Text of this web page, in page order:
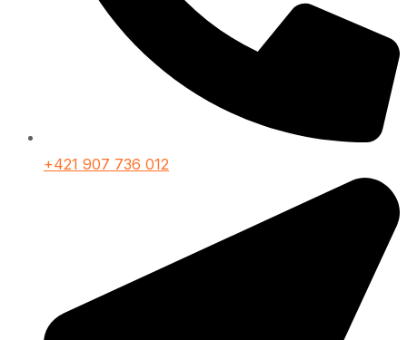
+421 907 736 012